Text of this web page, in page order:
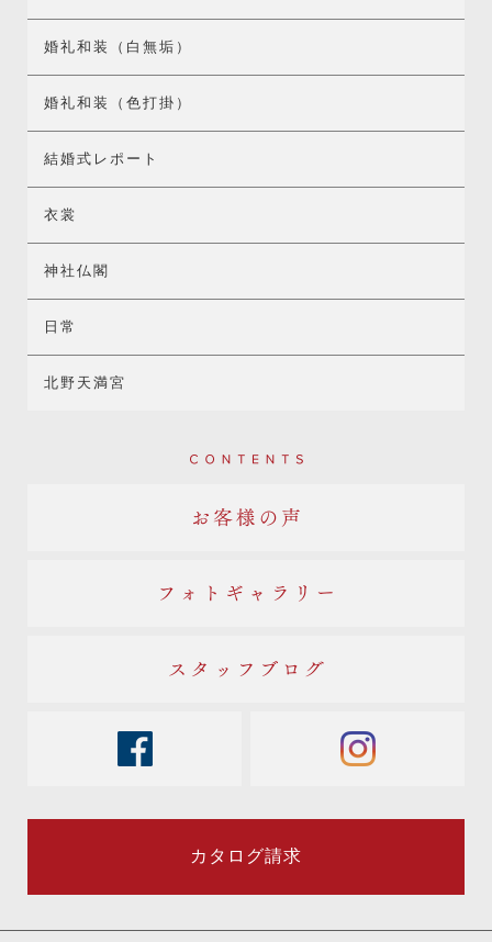
婚礼和装（白無垢）
婚礼和装（色打掛）
結婚式レポート
衣裳
神社仏閣
日常
北野天満宮
Contents
お客様の声
フォトギャラリー
スタッフブログ
instagram
カタログ請求